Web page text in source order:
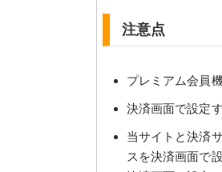
注意点
プレミアム会員
決済画面で設定
当サイトと決済
スを決済画面で